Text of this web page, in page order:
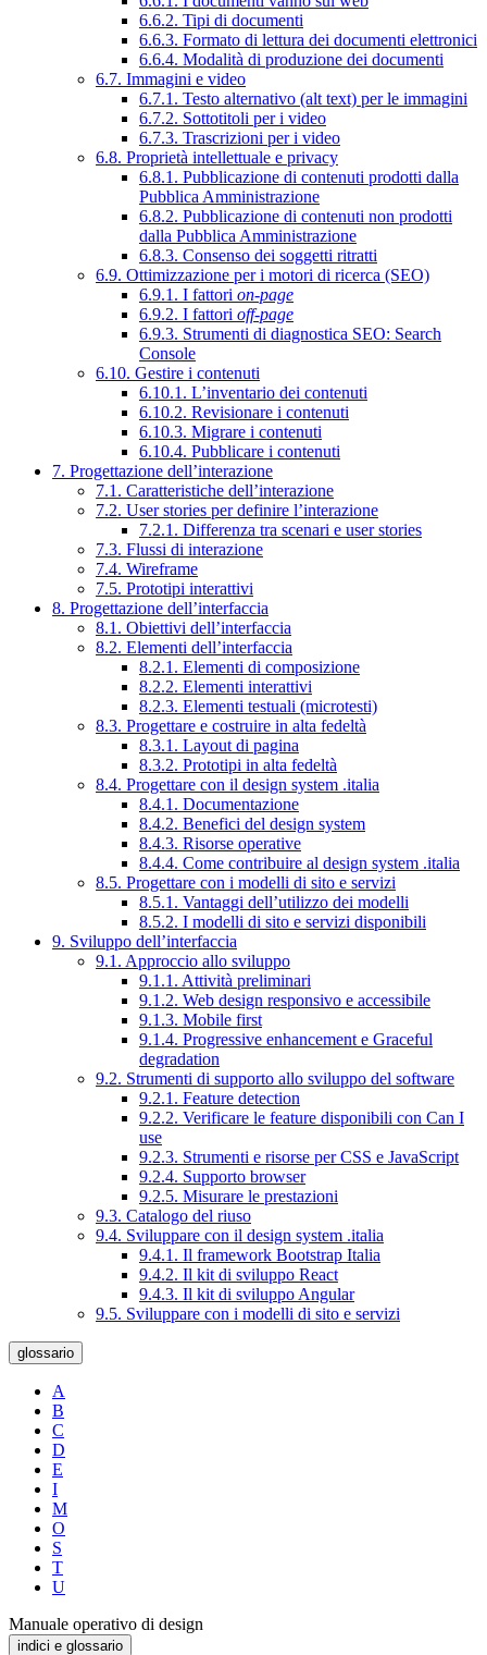
6.6.2. Tipi di documenti
6.6.3. Formato di lettura dei documenti elettronici
6.6.4. Modalità di produzione dei documenti
6.7. Immagini e video
6.7.1. Testo alternativo (alt text) per le immagini
6.7.2. Sottotitoli per i video
6.7.3. Trascrizioni per i video
6.8. Proprietà intellettuale e privacy
6.8.1. Pubblicazione di contenuti prodotti dalla
Pubblica Amministrazione
6.8.2. Pubblicazione di contenuti non prodotti
dalla Pubblica Amministrazione
6.8.3. Consenso dei soggetti ritratti
6.9. Ottimizzazione per i motori di ricerca (SEO)
6.9.1. I fattori on-page
6.9.2. I fattori off-page
6.9.3. Strumenti di diagnostica SEO: Search
Console
6.10. Gestire i contenuti
6.10.1. L’inventario dei contenuti
6.10.2. Revisionare i contenuti
6.10.3. Migrare i contenuti
6.10.4. Pubblicare i contenuti
7. Progettazione dell’interazione
7.1. Caratteristiche dell’interazione
7.2. User stories per definire l’interazione
7.2.1. Differenza tra scenari e user stories
7.3. Flussi di interazione
7.4. Wireframe
7.5. Prototipi interattivi
8. Progettazione dell’interfaccia
8.1. Obiettivi dell’interfaccia
8.2. Elementi dell’interfaccia
8.2.1. Elementi di composizione
8.2.2. Elementi interattivi
8.2.3. Elementi testuali (microtesti)
8.3. Progettare e costruire in alta fedeltà
8.3.1. Layout di pagina
8.3.2. Prototipi in alta fedeltà
8.4. Progettare con il design system .italia
8.4.1. Documentazione
8.4.2. Benefici del design system
8.4.3. Risorse operative
8.4.4. Come contribuire al design system .italia
8.5. Progettare con i modelli di sito e servizi
8.5.1. Vantaggi dell’utilizzo dei modelli
8.5.2. I modelli di sito e servizi disponibili
9. Sviluppo dell’interfaccia
9.1. Approccio allo sviluppo
9.1.1. Attività preliminari
9.1.2. Web design responsivo e accessibile
9.1.3. Mobile first
9.1.4. Progressive enhancement e Graceful
degradation
9.2. Strumenti di supporto allo sviluppo del software
9.2.1. Feature detection
9.2.2. Verificare le feature disponibili con Can I
use
9.2.3. Strumenti e risorse per CSS e JavaScript
9.2.4. Supporto browser
9.2.5. Misurare le prestazioni
9.3. Catalogo del riuso
9.4. Sviluppare con il design system .italia
9.4.1. Il framework Bootstrap Italia
9.4.2. Il kit di sviluppo React
9.4.3. Il kit di sviluppo Angular
9.5. Sviluppare con i modelli di sito e servizi
glossario
A
B
C
D
E
I
M
O
S
T
U
Manuale operativo di design
indici e glossario